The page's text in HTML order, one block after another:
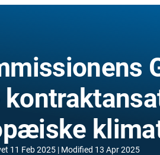
11 Feb 2025 Modified 13 Apr 2025